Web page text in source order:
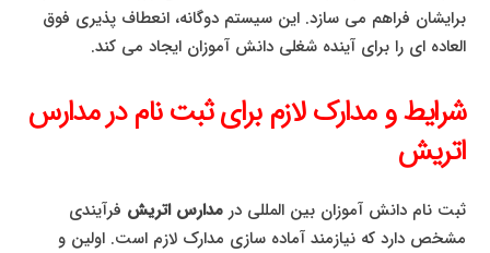
برایشان فراهم می سازد. این سیستم دوگانه، انعطاف پذیری فوق
العاده ای را برای آینده شغلی دانش آموزان ایجاد می کند.
شرایط و مدارک لازم برای ثبت نام در مدارس
اتریش
ثبت نام دانش آموزان بین المللی درمدارس اتریش فرآیندی
مشخص دارد که نیازمند آماده سازی مدارک لازم است. اولین و